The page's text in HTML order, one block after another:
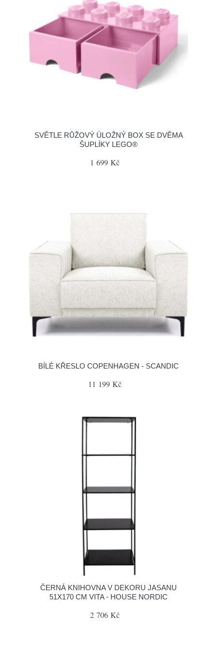
SVĚTLE RŮŽOVÝ ÚLOŽNÝ BOX SE DVĚMA
ŠUPLÍKY LEGO®
1 699 Kč
BÍLÉ KŘESLO COPENHAGEN - SCANDIC
11 199 Kč
ČERNÁ KNIHOVNA V DEKORU JASANU
51X170 CM VITA - HOUSE NORDIC
2 706 Kč